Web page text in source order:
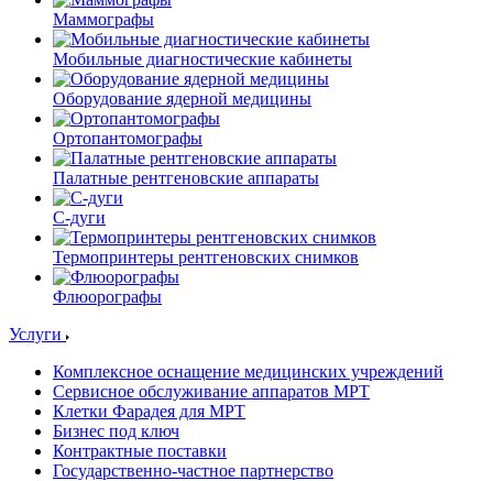
Маммографы
Мобильные диагностические кабинеты
Оборудование ядерной медицины
Ортопантомографы
Палатные рентгеновские аппараты
С-дуги
Термопринтеры рентгеновских снимков
Флюорографы
Услуги
Комплексное оснащение медицинских учреждений
Сервисное обслуживание аппаратов МРТ
Клетки Фарадея для МРТ
Бизнес под ключ
Контрактные поставки
Государственно-частное партнерство